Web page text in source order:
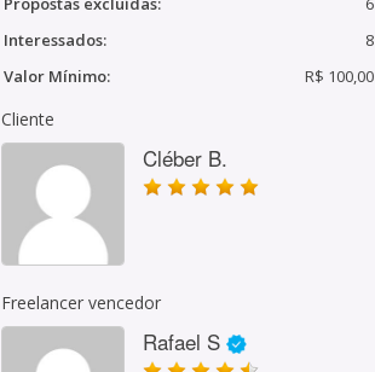
Interessados:
8
Valor Mínimo:
R$ 100,00
Cliente
Cléber B.
Freelancer vencedor
Rafael S